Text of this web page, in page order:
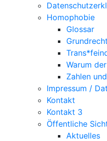
Homophobie
Glossar
Warum
Zahlen
Impressum /
Kontakt
Kontakt 3
Öffentliche
Aktuelles